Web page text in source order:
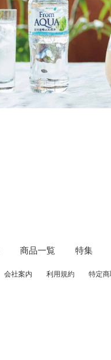
商品一覧 特集
会社案内 利用規約 特定